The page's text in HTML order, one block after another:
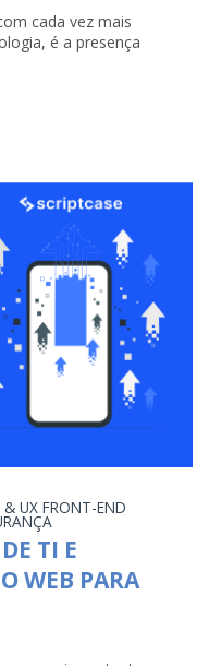
cada vez mais
é a presença
& UX FRONT-END
TI E
WEB PARA